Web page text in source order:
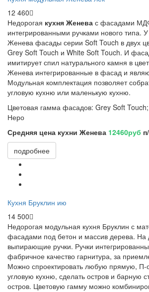
12 460
Недорогая кухня Женева с фасадами
интегрированными ручками нового типа.
Женева фасады серии Soft Touch в двух
Grey Soft Touch и White Soft Touch. И
имитирует спил натурального камня в
Женева интегрированные в фасад и
Модульная комплектация позволяет
угловую кухню или маленькую кухню.
Цветовая гамма фасадов: Grey Soft
Неро
Средняя цена кухни Женева 12460руб
подробнее
Кухня Бруклин ию
14 500
Недорогая модульная кухня Бруклин с
фасадами под бетон и массив дерева. На
выпирающие ручки. Ручки
фабричное качество гарнитура, за
Можно спроектировать любую прямую, П-
угловую кухню, сделать остров и барную
остров. Цветовую гамму можно